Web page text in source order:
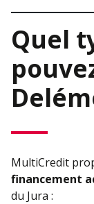
Quel
MultiCredit
financement
du Jura :